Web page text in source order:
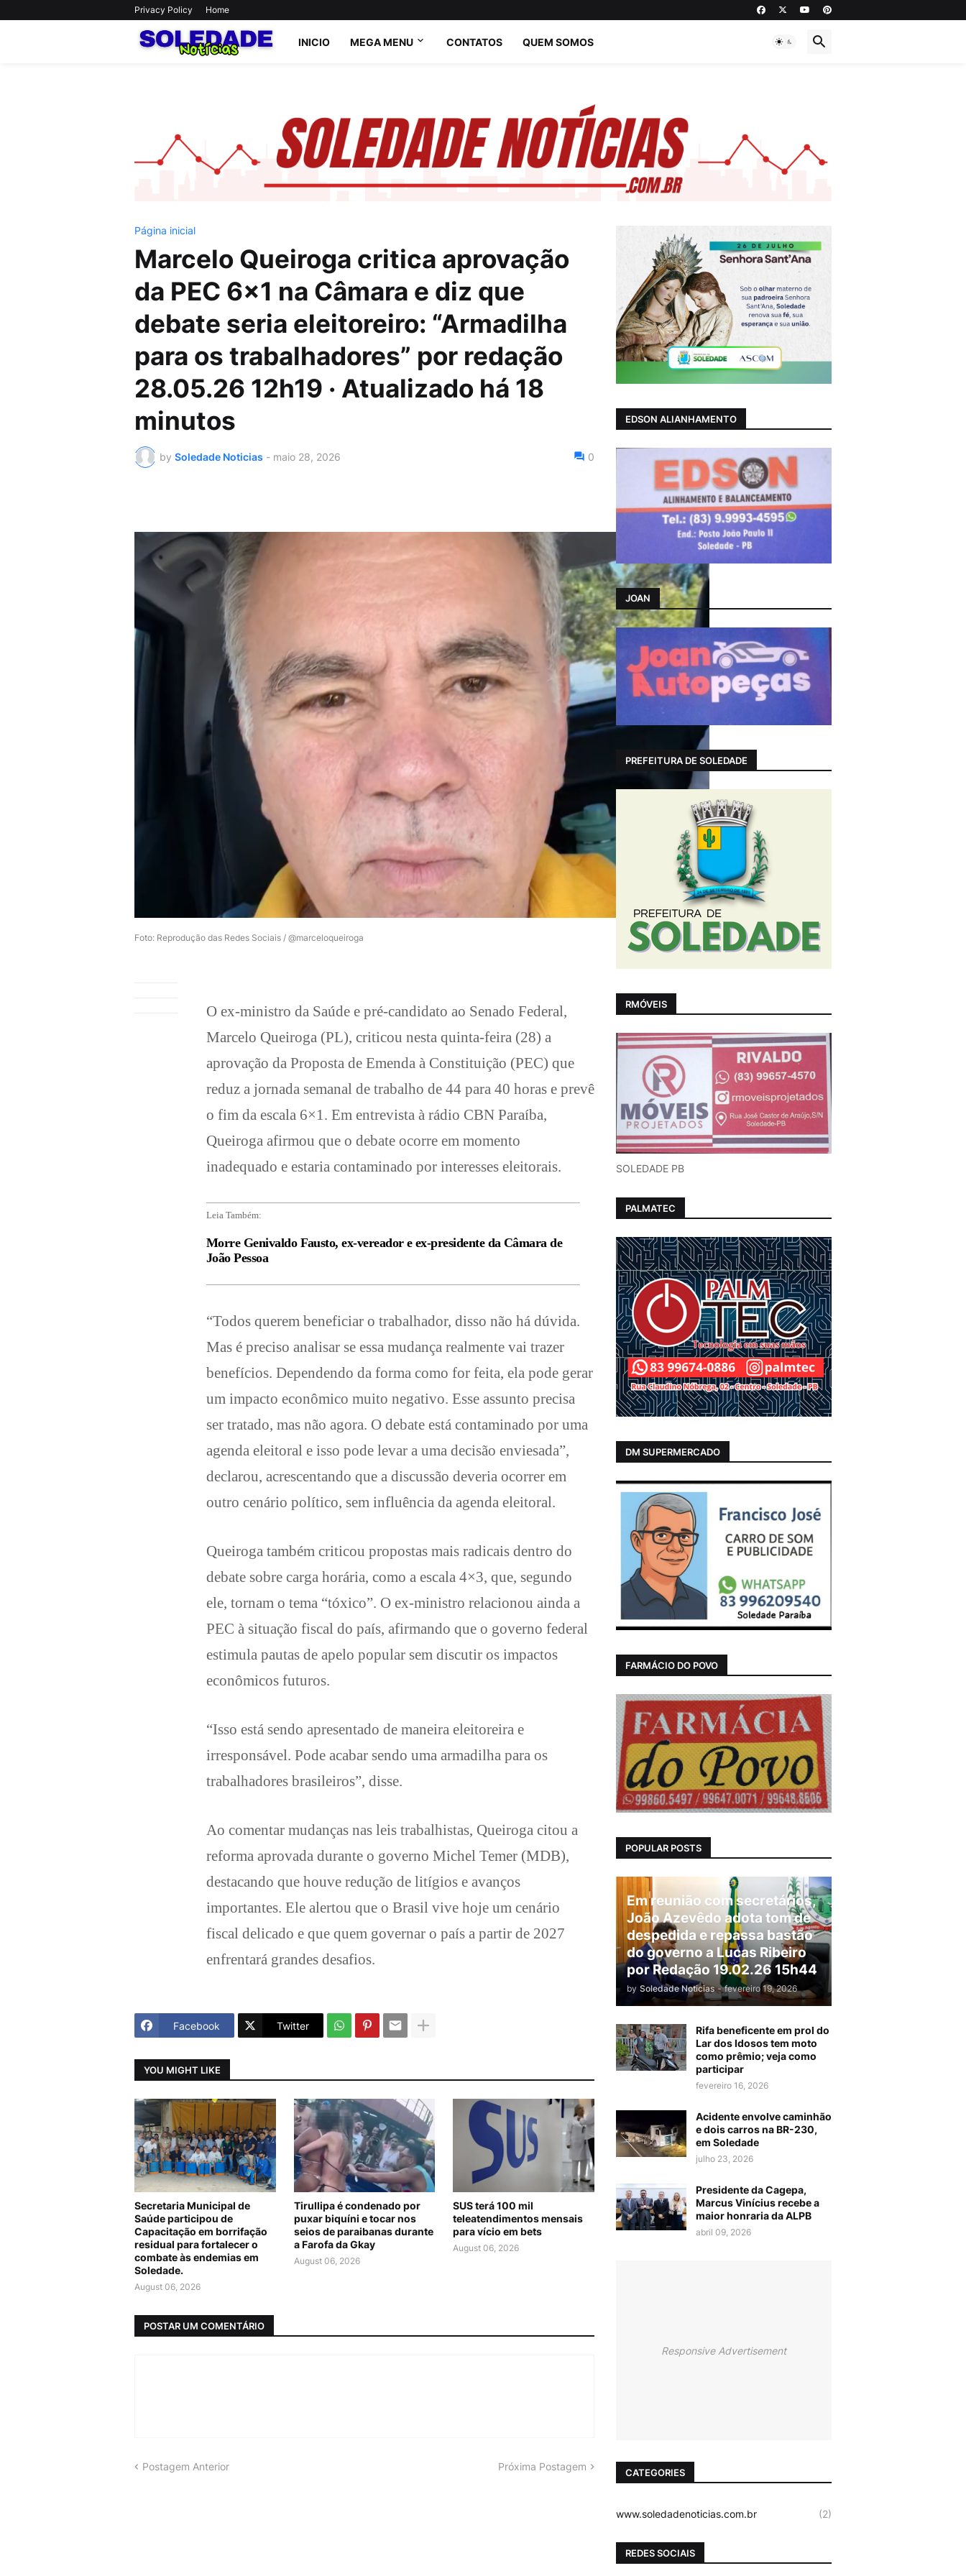
Privacy Policy Home
INICIO MEGA MENU CONTATOS QUEM SOMOS
Página inicial
Marcelo Queiroga critica aprovação
da PEC 6×1 na Câmara e diz que
debate seria eleitoreiro: “Armadilha
para os trabalhadores” por redação
28.05.26 12h19 · Atualizado há 18
minutos
by Soledade Noticias - maio 28, 2026 0
Foto: Reprodução das Redes Sociais / @marceloqueiroga
O ex-ministro da Saúde e pré-candidato ao Senado Federal,
Marcelo Queiroga (PL), criticou nesta quinta-feira (28) a
aprovação da Proposta de Emenda à Constituição (PEC) que
reduz a jornada semanal de trabalho de 44 para 40 horas e prevê
o fim da escala 6×1. Em entrevista à rádio CBN Paraíba,
Queiroga afirmou que o debate ocorre em momento
inadequado e estaria contaminado por interesses eleitorais.
Leia Também:
Morre Genivaldo Fausto, ex-vereador e ex-presidente da Câmara de
João Pessoa
“Todos querem beneficiar o trabalhador, disso não há dúvida.
Mas é preciso analisar se essa mudança realmente vai trazer
benefícios. Dependendo da forma como for feita, ela pode gerar
um impacto econômico muito negativo. Esse assunto precisa
ser tratado, mas não agora. O debate está contaminado por uma
agenda eleitoral e isso pode levar a uma decisão enviesada”,
declarou, acrescentando que a discussão deveria ocorrer em
outro cenário político, sem influência da agenda eleitoral.
Queiroga também criticou propostas mais radicais dentro do
debate sobre carga horária, como a escala 4×3, que, segundo
ele, tornam o tema “tóxico”. O ex-ministro relacionou ainda a
PEC à situação fiscal do país, afirmando que o governo federal
estimula pautas de apelo popular sem discutir os impactos
econômicos futuros.
“Isso está sendo apresentado de maneira eleitoreira e
irresponsável. Pode acabar sendo uma armadilha para os
trabalhadores brasileiros”, disse.
Ao comentar mudanças nas leis trabalhistas, Queiroga citou a
reforma aprovada durante o governo Michel Temer (MDB),
destacando que houve redução de litígios e avanços
importantes. Ele alertou que o Brasil vive hoje um cenário
fiscal delicado e que quem governar o país a partir de 2027
enfrentará grandes desafios.
Facebook Twitter
YOU MIGHT LIKE
Secretaria Municipal de
Saúde participou de
Capacitação em borrifação
residual para fortalecer o
combate às endemias em
Soledade.
August 06, 2026
Tirullipa é condenado por
puxar biquíni e tocar nos
seios de paraibanas durante
a Farofa da Gkay
August 06, 2026
SUS terá 100 mil
teleatendimentos mensais
para vício em bets
August 06, 2026
POSTAR UM COMENTÁRIO
Postagem Anterior Próxima Postagem
EDSON ALIANHAMENTO
JOAN
PREFEITURA DE SOLEDADE
RMÓVEIS
SOLEDADE PB
PALMATEC
DM SUPERMERCADO
FARMÁCIO DO POVO
POPULAR POSTS
Em reunião com secretários,
João Azevêdo adota tom de
despedida e repassa bastão
do governo a Lucas Ribeiro
por Redação 19.02.26 15h44
by Soledade Noticias - fevereiro 19, 2026
Rifa beneficente em prol do
Lar dos Idosos tem moto
como prêmio; veja como
participar
fevereiro 16, 2026
Acidente envolve caminhão
e dois carros na BR-230,
em Soledade
julho 23, 2026
Presidente da Cagepa,
Marcus Vinícius recebe a
maior honraria da ALPB
abril 09, 2026
Responsive Advertisement
CATEGORIES
www.soledadenoticias.com.br (2)
REDES SOCIAIS